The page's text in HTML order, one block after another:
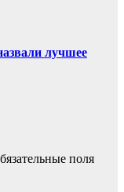
лучшее
поля